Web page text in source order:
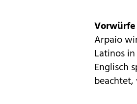
Arpaio
Latinos
Englisch